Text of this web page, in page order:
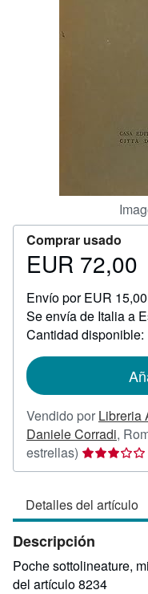
Comprar usado
Precio
72,00
EUR 72,00
Envío por EUR 15,00
Se envía de Italia a
Cantidad
Vendido por Libreria
Daniele Corradi,
estrellas) Calificación
del
3
de
5
estrellas
Detalles del artículo
Descripción
Poche sottolineature,
del artículo 8234